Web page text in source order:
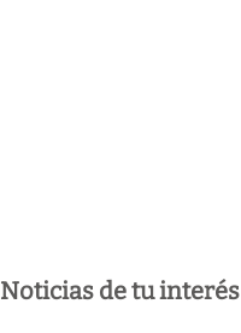
Noticias de tu interés